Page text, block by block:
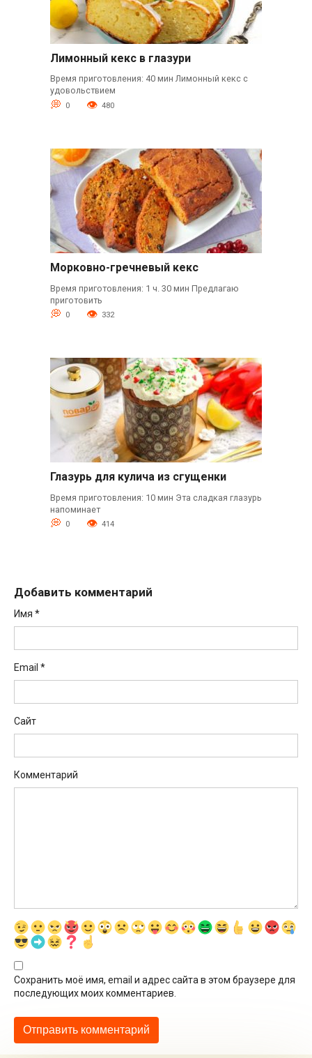
Лимонный кекс в глазури
Время приготовления: 40 мин Лимонный кекс с
удовольствием
0 480
Морковно-гречневый кекс
Время приготовления: 1 ч. 30 мин Предлагаю
приготовить
0 332
Глазурь для кулича из сгущенки
Время приготовления: 10 мин Эта сладкая глазурь
напоминает
0 414
Добавить комментарий
Имя *
Email *
Сайт
Комментарий
Сохранить моё имя, email и адрес сайта в этом браузере для
последующих моих комментариев.